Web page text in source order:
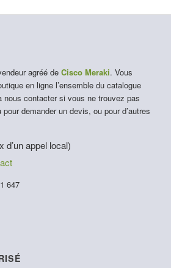
agréé de Cisco Meraki. Vous
en ligne l’ensemble du catalogue
nous contacter si vous ne trouvez pas
demander un devis, ou pour d’autres
d’un appel local)
647